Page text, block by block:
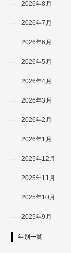
2026年8月
2026年7月
2026年6月
2026年5月
2026年4月
2026年3月
2026年2月
2026年1月
2025年12月
2025年11月
2025年10月
2025年9月
年別一覧